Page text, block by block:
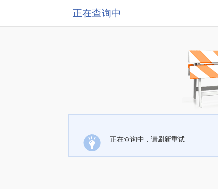
正在查询中
正在查询中，请刷新重试